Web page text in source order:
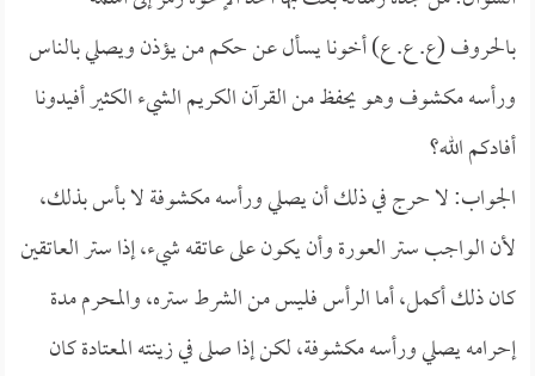
بالحروف (ع. ع. ع) أخونا يسأل عن حكم من يؤذن ويصلي بالناس
ورأسه مكشوف وهو يحفظ من القرآن الكريم الشيء الكثير أفيدونا
أفادكم الله؟
الجواب: لا حرج في ذلك أن يصلي ورأسه مكشوفة لا بأس بذلك،
لأن الواجب ستر العورة وأن يكون على عاتقه شيء، إذا ستر العاتقين
كان ذلك أكمل، أما الرأس فليس من الشرط ستره، والمحرم مدة
إحرامه يصلي ورأسه مكشوفة، لكن إذا صلى في زينته المعتادة كان